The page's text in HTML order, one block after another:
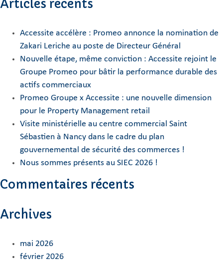
Articles récents
Accessite accélère : Promeo annonce la nomination de
Zakari Leriche au poste de Directeur Général
Nouvelle étape, même conviction : Accessite rejoint le
Groupe Promeo pour bâtir la performance durable des
actifs commerciaux
Promeo Groupe x Accessite : une nouvelle dimension
pour le Property Management retail
Visite ministérielle au centre commercial Saint
Sébastien à Nancy dans le cadre du plan
gouvernemental de sécurité des commerces !
Nous sommes présents au SIEC 2026 !
Commentaires récents
Archives
mai 2026
février 2026